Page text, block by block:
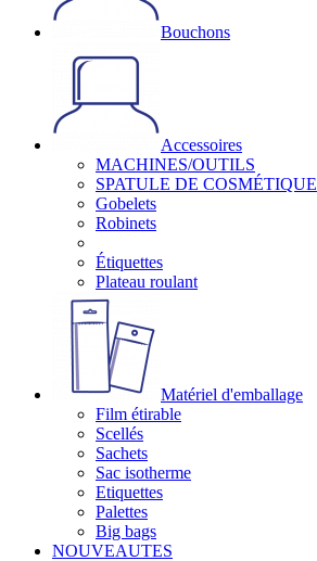
Bouchons
Accessoires
MACHINES/OUTILS
SPATULE DE COSMÉTIQUE
Gobelets
Robinets
Étiquettes
Plateau roulant
Matériel d'emballage
Film étirable
Scellés
Sachets
Sac isotherme
Etiquettes
Palettes
Big bags
NOUVEAUTES